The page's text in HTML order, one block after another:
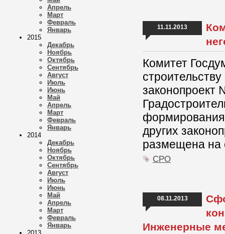
Апрель
Март
Февраль
Январь
2015
Декабрь
Ноябрь
Октябрь
Сентябрь
Август
Июль
Июнь
Май
Апрель
Март
Февраль
Январь
2014
Декабрь
Ноябрь
Октябрь
Сентябрь
Август
Июль
Июнь
Май
Апрель
Март
Февраль
Январь
11.11.2013
Комитет
формирования
других
размещена на
СРО
08.11.2013
Инженерные